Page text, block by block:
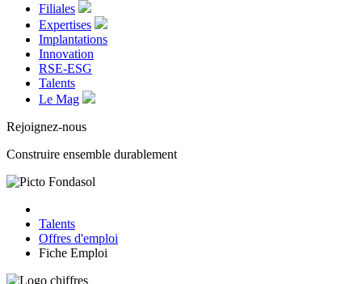
Filiales
Expertises
Implantations
Innovation
RSE-ESG
Talents
Le Mag
Rejoignez-nous
Construire ensemble durablement
Talents
Offres d'emploi
Fiche Emploi